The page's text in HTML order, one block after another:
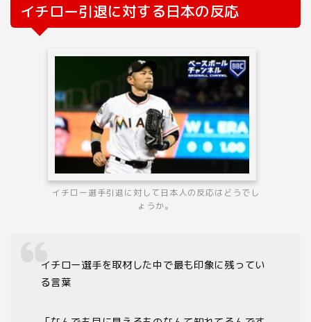
イチロー引退に対する日本の反応
イチロー選手引退に対して日本人の反応はどうでし
ょうか。
イチロー選手を取材した中で最も印象に残ってい
る言葉